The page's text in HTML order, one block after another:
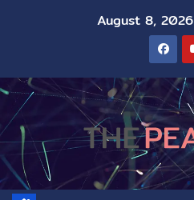
August 8, 2026